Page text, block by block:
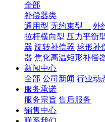
全部
补偿器类
通用型 无约束型 外
拉杆横向型 压力平衡
器 旋转补偿器 球形补
器 焦化高温矩形补偿
新闻中心
全部 公司新闻 行业动
服务承诺
服务宗旨 售后服务
销售中心